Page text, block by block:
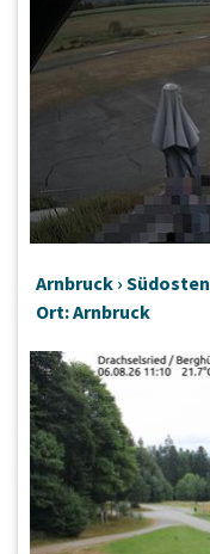
Arnbruck ›
Ort: Arnbruck